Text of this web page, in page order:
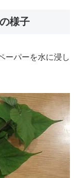
様子
ーパーを水に浸し